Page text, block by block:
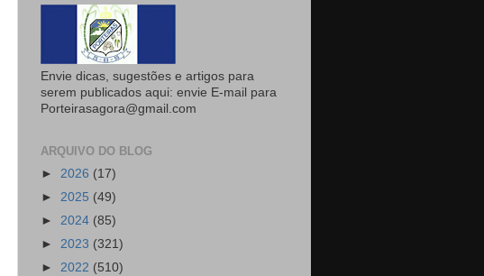
Envie dicas, sugestões e artigos para
serem publicados aqui: envie E-mail para
Porteirasagora@gmail.com
ARQUIVO DO BLOG
► 2026 (17)
► 2025 (49)
► 2024 (85)
► 2023 (321)
► 2022 (510)